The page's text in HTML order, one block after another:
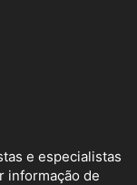
e especialistas
informação de